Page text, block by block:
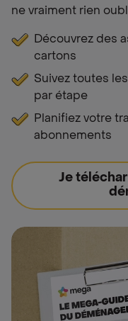
ne vraiment rien
Découvrez des
cartons
Suivez toutes
par étape
Planifiez votre
abonnements
Je